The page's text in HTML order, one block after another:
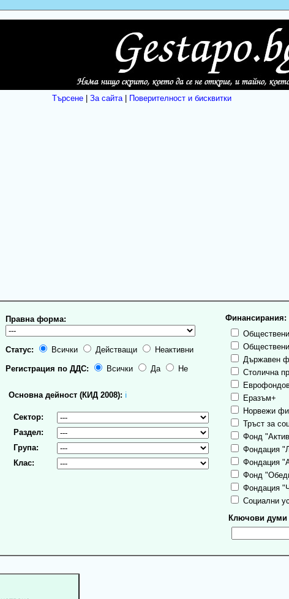
Търсене| За сайта| Поверителност и бисквитки
Правна форма:
Статус: Всички Действащи Неактивни
Регистрация по ДДС: Всички Да Не
Основна дейност (КИД 2008): ℹ
Сектор:
Раздел:
Група:
Клас:
Финансирания:
Държавен
Столична
Еразъм+
Норвежи
Тръст за
Фонд
Фондация
Фондация
Фонд
Фондация
Социални
Ключови думи